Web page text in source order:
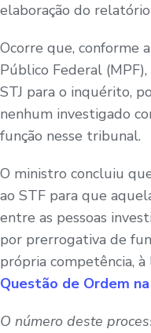
elaboração do
Ocorre que, conforme
Público Federal
STJ para o inquérito,
nenhum investigado
função nesse tribunal.
O ministro concluiu
ao STF para que
entre as pessoas
por prerrogativa de
própria competência,
Questão de Ordem
O número deste